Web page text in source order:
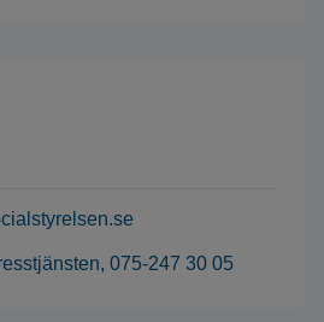
075-247 30 05